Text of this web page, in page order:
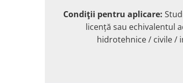
Condiţii pentru aplicare:
licență sau echivalentul
hidrotehnice / civile /